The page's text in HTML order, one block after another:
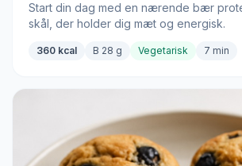
Start din dag med en nærende bær
skål, der holder dig mæt og energisk.
360 kcal B 28 g Vegetarisk 7 min